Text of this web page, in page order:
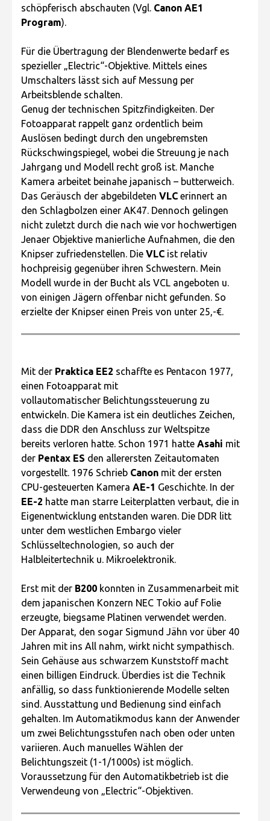
schöpferisch abschauten (Vgl. Canon AE1
Program).
Für die Übertragung der Blendenwerte bedarf es
spezieller „Electric“-Objektive. Mittels eines
Umschalters lässt sich auf Messung per
Arbeitsblende schalten.
Genug der technischen Spitzfindigkeiten. Der
Fotoapparat rappelt ganz ordentlich beim
Auslösen bedingt durch den ungebremsten
Rückschwingspiegel, wobei die Streuung je nach
Jahrgang und Modell recht groß ist. Manche
Kamera arbeitet beinahe japanisch – butterweich.
Das Geräusch der abgebildeten VLC erinnert an
den Schlagbolzen einer AK47. Dennoch gelingen
nicht zuletzt durch die nach wie vor hochwertigen
Jenaer Objektive manierliche Aufnahmen, die den
Knipser zufriedenstellen. Die VLC ist relativ
hochpreisig gegenüber ihren Schwestern. Mein
Modell wurde in der Bucht als VCL angeboten u.
von einigen Jägern offenbar nicht gefunden. So
erzielte der Knipser einen Preis von unter 25,-€.
Mit der Praktica EE2 schaffte es Pentacon 1977,
einen Fotoapparat mit
vollautomatischer Belichtungssteuerung zu
entwickeln. Die Kamera ist ein deutliches Zeichen,
dass die DDR den Anschluss zur Weltspitze
bereits verloren hatte. Schon 1971 hatte Asahi mit
der Pentax ES den allerersten Zeitautomaten
vorgestellt. 1976 Schrieb Canon mit der ersten
CPU-gesteuerten Kamera AE-1 Geschichte. In der
EE-2 hatte man starre Leiterplatten verbaut, die in
Eigenentwicklung entstanden waren. Die DDR litt
unter dem westlichen Embargo vieler
Schlüsseltechnologien, so auch der
Halbleitertechnik u. Mikroelektronik.
Erst mit der B200 konnten in Zusammenarbeit mit
dem japanischen Konzern NEC Tokio auf Folie
erzeugte, biegsame Platinen verwendet werden.
Der Apparat, den sogar Sigmund Jähn vor über 40
Jahren mit ins All nahm, wirkt nicht sympathisch.
Sein Gehäuse aus schwarzem Kunststoff macht
einen billigen Eindruck. Überdies ist die Technik
anfällig, so dass funktionierende Modelle selten
sind. Ausstattung und Bedienung sind einfach
gehalten. Im Automatikmodus kann der Anwender
um zwei Belichtungsstufen nach oben oder unten
variieren. Auch manuelles Wählen der
Belichtungszeit (1-1/1000s) ist möglich.
Voraussetzung für den Automatikbetrieb ist die
Verwendeung von „Electric“-Objektiven.